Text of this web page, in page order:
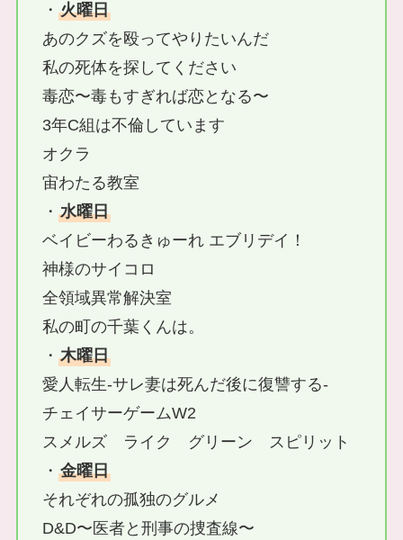
・ 火曜日
あのクズを殴ってやりたいんだ
私の死体を探してください
毒恋〜毒もすぎれば恋となる〜
3年C組は不倫しています
オクラ
宙わたる教室
・ 水曜日
ベイビーわるきゅーれ エブリデイ！
神様のサイコロ
全領域異常解決室
私の町の千葉くんは。
・ 木曜日
愛人転生-サレ妻は死んだ後に復讐する-
チェイサーゲームW2
スメルズ ライク グリーン スピリット
・ 金曜日
それぞれの孤独のグルメ
D&D〜医者と刑事の捜査線〜